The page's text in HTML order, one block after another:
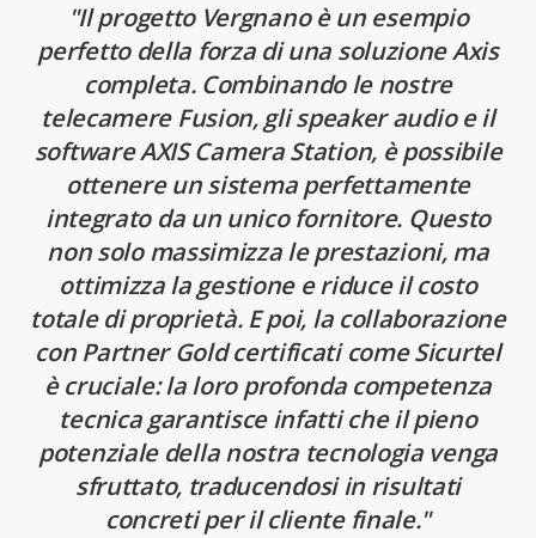
Il progetto Vergnano è un esempio
perfetto della forza di una soluzione Axis
completa. Combinando le nostre
telecamere Fusion, gli speaker audio e il
software AXIS Camera Station, è possibile
ottenere un sistema perfettamente
integrato da un unico fornitore. Questo
non solo massimizza le prestazioni, ma
ottimizza la gestione e riduce il costo
totale di proprietà. E poi, la collaborazione
con Partner Gold certificati come Sicurtel
è cruciale: la loro profonda competenza
tecnica garantisce infatti che il pieno
potenziale della nostra tecnologia venga
sfruttato, traducendosi in risultati
concreti per il cliente finale.